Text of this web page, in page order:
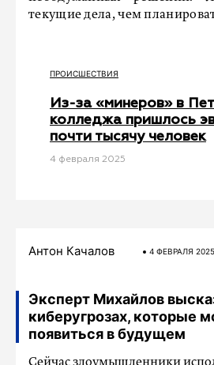
текущие дела, чем
ПРОИСШЕСТВИЯ
Из-за «минеров» в
колледжа пришлось
почти тысячу человек
4 февраля 2025
Антон Качалов 4 ФЕВРАЛЯ
Эксперт Михайлов
киберугрозах, которые
появиться в будущем